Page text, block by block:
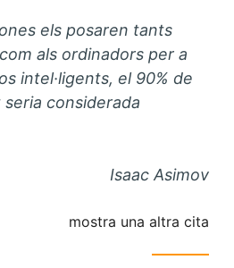
els posaren tants
als ordinadors per a
intel·ligents, el 90% de
considerada
Isaac Asimov
mostra una altra cita